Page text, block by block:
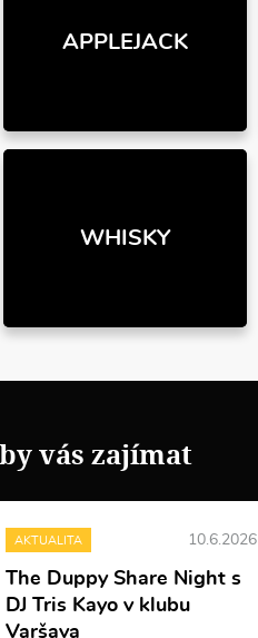
APPLEJACK
WHISKY
vás zajímat
AKTUALITA 10.6.2026
The Duppy Share Night s
DJ Tris Kayo v klubu
Varšava